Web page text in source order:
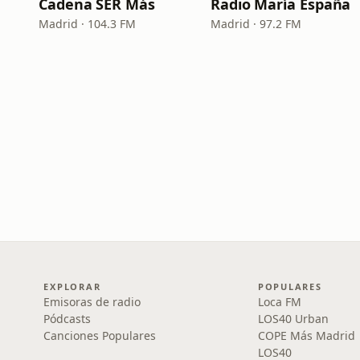
Cadena SER Más
Madrid · 104.3 FM
Radio María España
Madrid · 97.2 FM
EXPLORAR
Emisoras de radio
Pódcasts
Canciones Populares
POPULARES
Loca FM
LOS40 Urban
COPE Más Madrid
LOS40